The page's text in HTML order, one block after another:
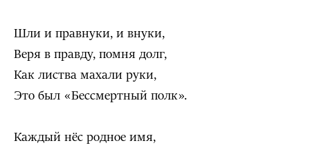
Шли и правнуки, и внуки,
Веря в правду, помня долг,
Как листва махали руки,
Это был «Бессмертный полк».
Каждый нёс родное имя,